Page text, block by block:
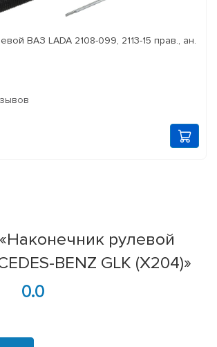
ВАЗ LADA 2108-099, 2113-15 прав., ан.
рулевой
BENZ GLK (X204)»
0.0